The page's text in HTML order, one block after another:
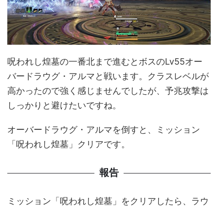
呪われし煌墓の一番北まで進むとボスのLv55オー
バードラウグ・アルマと戦います。クラスレベルが
高かったので強く感じませんでしたが、予兆攻撃は
しっかりと避けたいですね。
オーバードラウグ・アルマを倒すと、ミッション
「呪われし煌墓」クリアです。
報告
ミッション「呪われし煌墓」をクリアしたら、ラウ